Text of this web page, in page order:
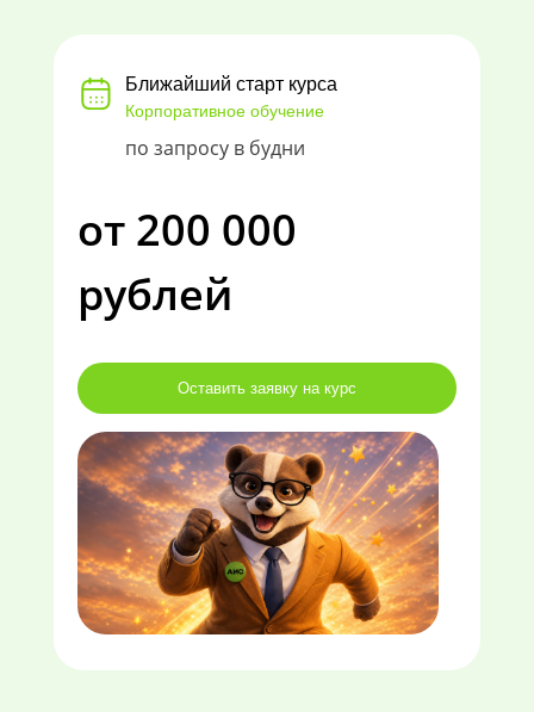
Ближайший старт курса
Корпоративное обучение
по запросу в будни
от 200 000
рублей
Оставить заявку на курс